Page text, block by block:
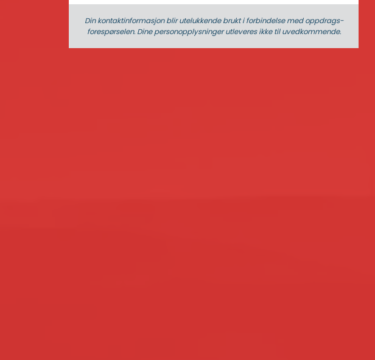
Din kontaktinformasjon blir utelukkende brukt i forbindelse med oppdrags­
forespørselen. Dine person­­opplysninger utleveres ikke til uvedkommende.